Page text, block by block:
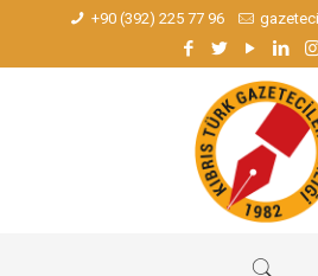
+90 (392) 225 77 96